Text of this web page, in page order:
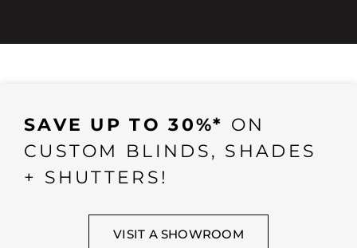
SAVE UP TO 30%* ON
CUSTOM BLINDS, SHADES
+ SHUTTERS!
VISIT A SHOWROOM